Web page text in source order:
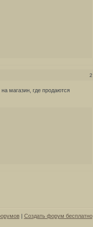
2
магазин, где продаются
| Создать форум бесплатно